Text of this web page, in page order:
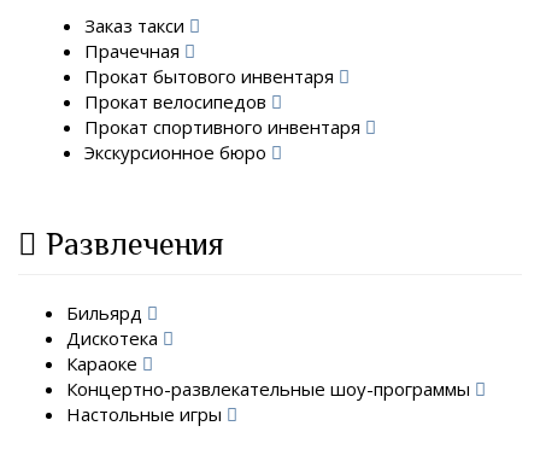
Заказ такси
Прачечная
Прокат бытового инвентаря
Прокат велосипедов
Прокат спортивного инвентаря
Экскурсионное бюро
Развлечения
Бильярд
Дискотека
Караоке
Концертно-развлекательные шоу-программы
Настольные игры